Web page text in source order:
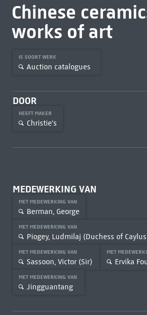
Chinese
works of art
IS SOORT WERK
Auction catalogues
DOOR
HEEFT MAKER
Christie's
MEDEWERKING VAN
MET MEDEWERKING VAN
Berman, George
MET MEDEWERKING VAN
Piogey, Ludmilaj (Duchess of
MET MEDEWERKING VAN
Sassoon, Victor (Sir)
MET
Ervika
MET MEDEWERKING VAN
Jingguantang